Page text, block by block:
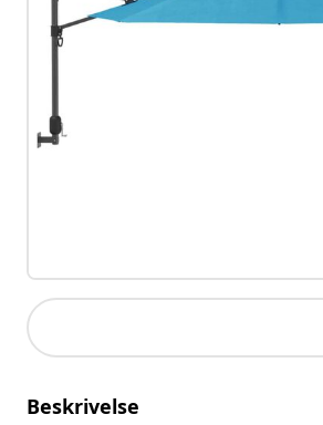
Beskrivelse